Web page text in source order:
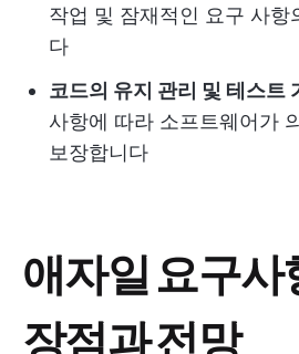
작업 및 잠재적인 요구 사항
다
코드의 유지 관리 및 테스트
사항에 따라 소프트웨어가
보장합니다
애자일 요구사
장점과 전망